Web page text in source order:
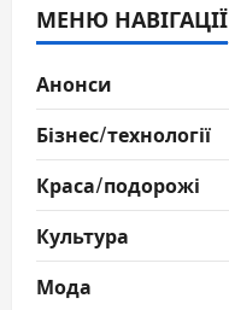
МЕНЮ НАВІГАЦІЇ
Анонси
Бізнес/технології
Краса/подорожі
Культура
Мода